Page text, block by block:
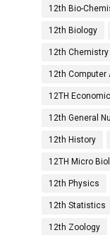
12th Bio-
12th Biology
12th Chemistry
12th Computer
12TH
12th General
12th History
12TH Micro
12th Physics
12th Statistics
12th Zoology